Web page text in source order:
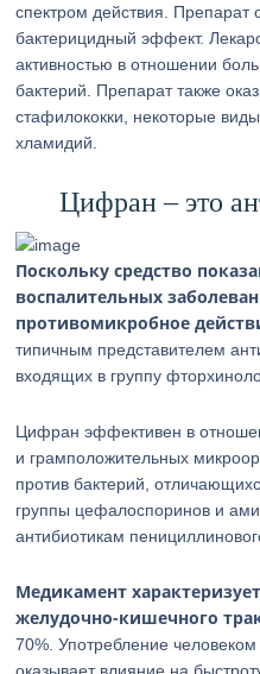
спектром действия. Препарат
бактерицидный эффект.
активностью в отношении
бактерий. Препарат также
стафилококки, некоторые
хламидий.
Цифран – это
Поскольку средство
воспалительных
противомикробное
типичным представителем
входящих в группу
Цифран эффективен в
и грамположительных
против бактерий,
группы цефалоспоринов и
антибиотикам
Медикамент
желудочно-кишечного
70%. Употребление